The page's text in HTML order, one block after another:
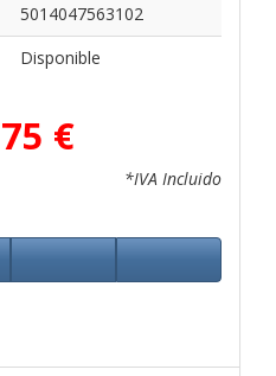
5014047563102
Disponible
€
*IVA Incluido